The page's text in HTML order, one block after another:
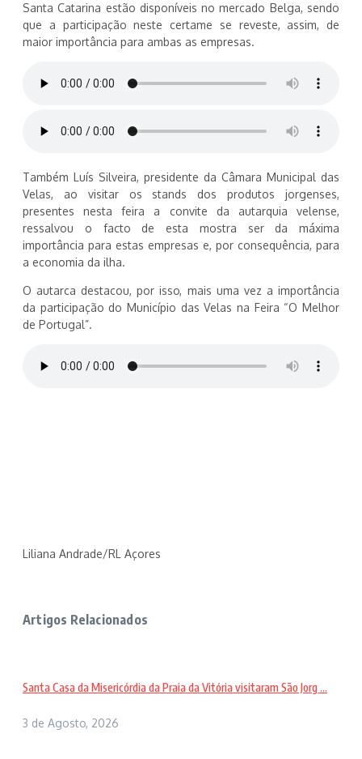
Santa Catarina estão disponíveis no mercado Belga, sendo
que a participação neste certame se reveste, assim, de
maior importância para ambas as empresas.
Também Luís Silveira, presidente da Câmara Municipal das
Velas, ao visitar os stands dos produtos jorgenses,
presentes nesta feira a convite da autarquia velense,
ressalvou o facto de esta mostra ser da máxima
importância para estas empresas e, por consequência, para
a economia da ilha.
O autarca destacou, por isso, mais uma vez a importância
da participação do Município das Velas na Feira “O Melhor
de Portugal”.
Liliana Andrade/RL Açores
Artigos Relacionados
Santa Casa da Misericórdia da Praia da Vitória visitaram São Jorg ...
3 de Agosto, 2026